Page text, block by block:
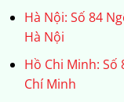
Hà Nội: Số 84
Hà Nội
Hồ Chi Minh: Số
Chí Minh